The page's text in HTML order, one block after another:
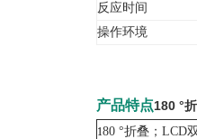
反应时间
操作环境
产品特点180 °
180 °折叠；LCD